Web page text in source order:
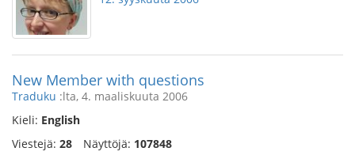
New Member with questions
Traduku :lta, 4. maaliskuuta 2006
Kieli: English
Viestejä: 28 Näyttöjä: 107848